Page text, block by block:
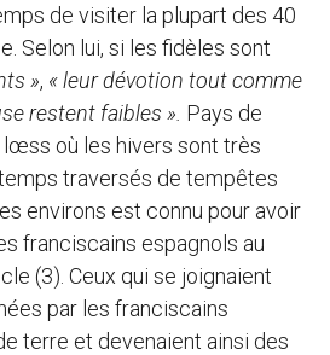
de visiter la plupart des 40
Selon lui, si les fidèles sont
», « leur dévotion tout comme
restent faibles ». Pays de
où les hivers sont très
traversés de tempêtes
environs est connu pour avoir
franciscains espagnols au
(3). Ceux qui se joignaient
par les franciscains
terre et devenaient ainsi des